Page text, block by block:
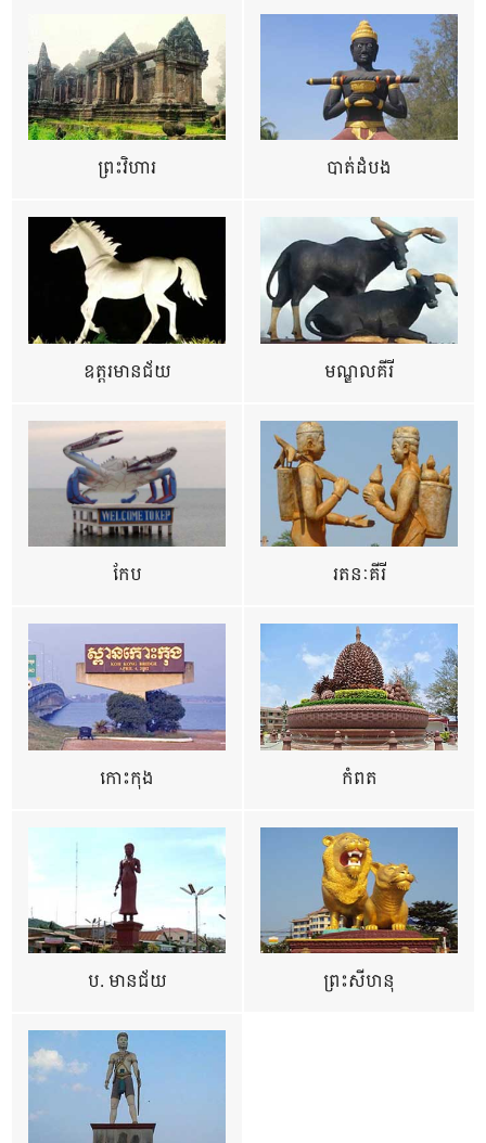
ព្រះវិហារ បាត់ដំបង
ឧត្ដរមានជ័យ មណ្ឌលគីរី
កែប រតនៈគីរី
កោះកុង កំពត
ប. មានជ័យ ព្រះសីហនុ